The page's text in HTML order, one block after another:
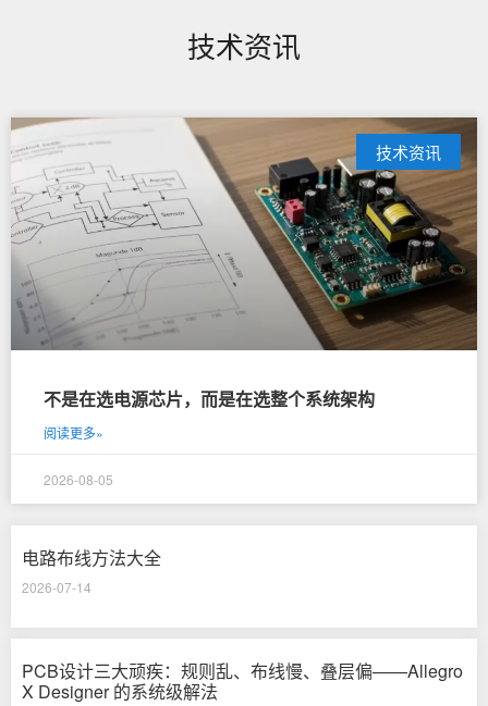
技术资讯
技术资讯
不是在选电源芯片，而是在选整个系统架构
阅读更多»
2026-08-05
电路布线方法大全
2026-07-14
PCB设计三大顽疾：规则乱、布线慢、叠层偏——Allegro
X Designer 的系统级解法